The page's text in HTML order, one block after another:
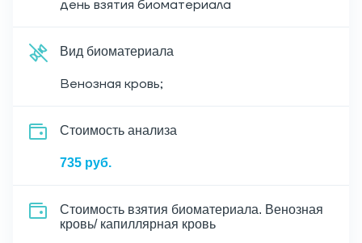
день взятия биоматериала
Вид биоматериала
Венозная кровь;
Cтоимость анализа
735 руб.
Стоимость взятия биоматериала. Венозная
кровь/ капиллярная кровь